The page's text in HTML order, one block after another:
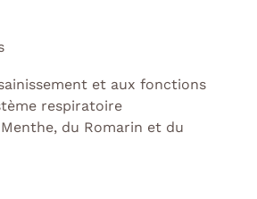
et aux fonctions
respiratoire
du Romarin et du